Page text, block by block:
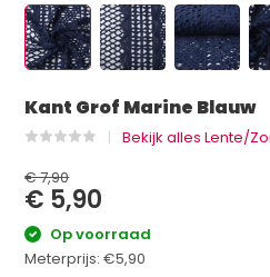
Kant Grof Marine Blauw
Bekijk alles Lente/
€ 7,90
€ 5,90
Op voorraad
Meterprijs:€5,90